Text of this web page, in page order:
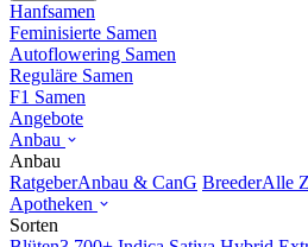
Hanfsamen
Feminisierte Samen
Autoflowering Samen
Reguläre Samen
F1 Samen
Angebote
Anbau
Anbau
RatgeberAnbau & CanG BreederAlle
Apotheken
Sorten